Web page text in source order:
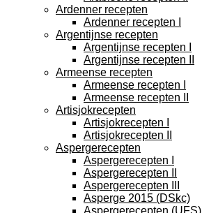
Ardenner recepten
Ardenner recepten I
Argentijnse recepten
Argentijnse recepten I
Argentijnse recepten II
Armeense recepten
Armeense recepten I
Armeense recepten II
Artisjokrecepten
Artisjokrecepten I
Artisjokrecepten II
Aspergerecepten
Aspergerecepten I
Aspergerecepten II
Aspergerecepten III
Asperge 2015 (DSkc)
Aspergerecepten (UFS)